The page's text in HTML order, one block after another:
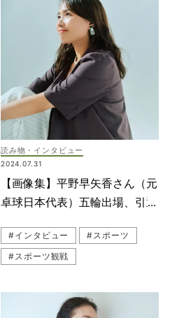
読み物・インタビュー
2024.07.31
【画像集】平野早矢香さん（元
卓球日本代表）五輪出場、引退
#インタビュー
#スポーツ
#スポーツ観戦